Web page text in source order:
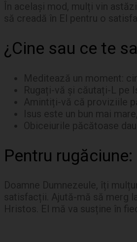
În același mod, mulți vin
să creadă în El pentru o
¿Cine sau ce te
Meditează un moment:
Rugați-vă și căutați-L pe
Amintiți-vă că proviziile
Isus este un bun mai
Obiceiurile păcătoase
Pentru rugăciune:
Doamne Dumnezeule, îți
satisfacții. Ajută-mă să merg
Hristos. El mă va susține în